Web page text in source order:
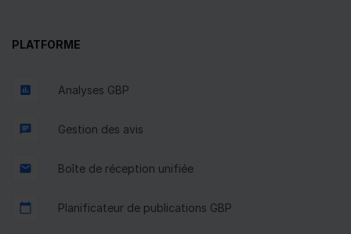
PLATFORME
Analyses GBP
Gestion des avis
Boîte de réception unifiée
Planificateur de publications GBP